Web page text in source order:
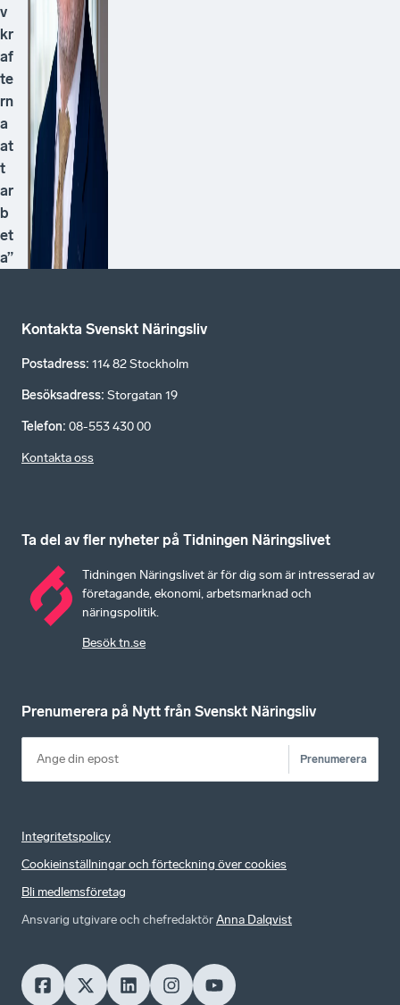
v
kr
af
te
rn
a
at
t
ar
b
et
a”
Kontakta Svenskt Näringsliv
Postadress: 114 82 Stockholm
Besöksadress: Storgatan 19
Telefon: 08-553 430 00
Kontakta oss
Ta del av fler nyheter på Tidningen Näringslivet
Tidningen Näringslivet är för dig som är intresserad av
företagande, ekonomi, arbetsmarknad och
näringspolitik.
Besök tn.se
Prenumerera på Nytt från Svenskt Näringsliv
Prenumerera
Integritetspolicy
Cookieinställningar och förteckning över cookies
Bli medlemsföretag
Ansvarig utgivare och chefredaktörAnna Dalqvist